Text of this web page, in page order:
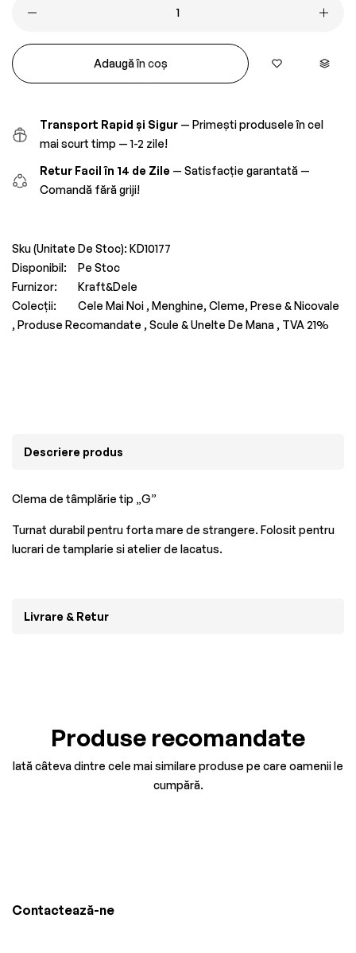
Adaugă în coș
Transport Rapid și Sigur — Primești produsele în cel
mai scurt timp — 1-2 zile!
Retur Facil în 14 de Zile — Satisfacție garantată —
Comandă fără griji!
Sku (Unitate De Stoc): KD10177
Disponibil:
Pe Stoc
Furnizor:
Kraft&Dele
Colecții:
Cele Mai Noi , Menghine, Cleme, Prese & Nicovale
, Produse Recomandate , Scule & Unelte De Mana , TVA 21%
Descriere produs
Clema de tâmplărie tip „G”
Turnat durabil pentru forta mare de strangere. Folosit pentru
lucrari de tamplarie si atelier de lacatus.
Livrare & Retur
Produse recomandate
Iată câteva dintre cele mai similare produse pe care oamenii le
cumpără.
Contactează-ne